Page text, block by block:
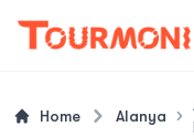
Home Alanya